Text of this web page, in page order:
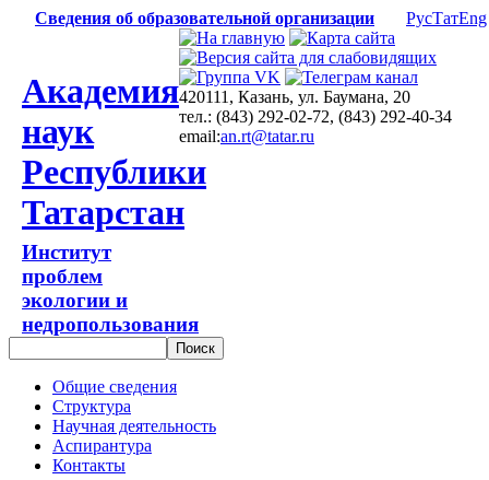
Сведения об образовательной организации РусТатEng
Академия
наук
Республики
Татарстан
Институт
проблем
экологии и
недропользования
420111, Казань, ул. Баумана, 20
тел.: (843) 292-02-72, (843) 292-40-34
email:an.rt@tatar.ru
Общие сведения
Структура
Научная деятельность
Аспирантура
Контакты